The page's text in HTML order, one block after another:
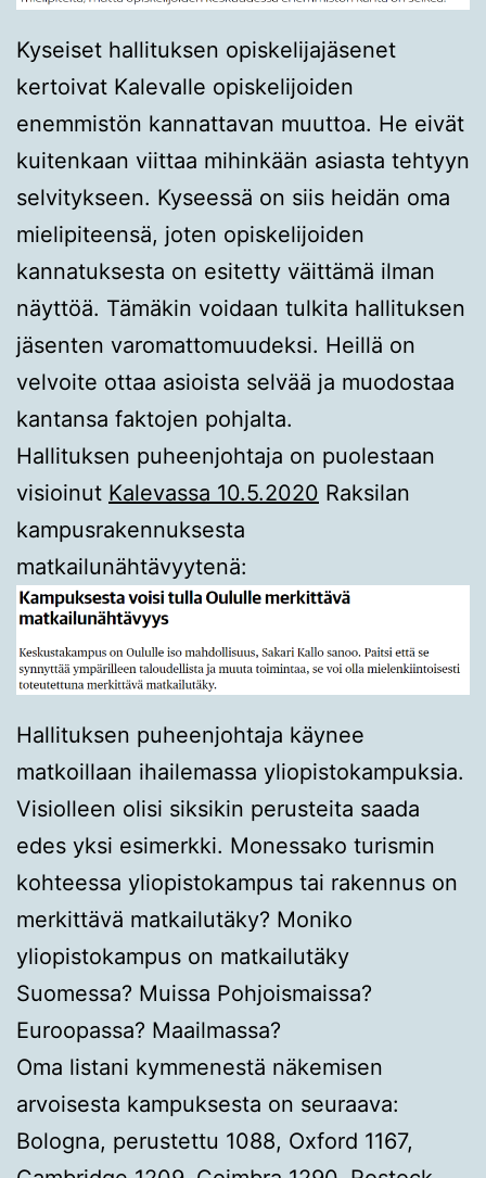
Kyseiset hallituksen opiskelijajäsenet
kertoivat Kalevalle opiskelijoiden
enemmistön kannattavan muuttoa. He eivät
kuitenkaan viittaa mihinkään asiasta tehtyyn
selvitykseen. Kyseessä on siis heidän oma
mielipiteensä, joten opiskelijoiden
kannatuksesta on esitetty väittämä ilman
näyttöä. Tämäkin voidaan tulkita hallituksen
jäsenten varomattomuudeksi. Heillä on
velvoite ottaa asioista selvää ja muodostaa
kantansa faktojen pohjalta.
Hallituksen puheenjohtaja on puolestaan
visioinut Kalevassa 10.5.2020 Raksilan
kampusrakennuksesta
matkailunähtävyytenä:
Hallituksen puheenjohtaja käynee
matkoillaan ihailemassa yliopistokampuksia.
Visiolleen olisi siksikin perusteita saada
edes yksi esimerkki. Monessako turismin
kohteessa yliopistokampus tai rakennus on
merkittävä matkailutäky? Moniko
yliopistokampus on matkailutäky
Suomessa? Muissa Pohjoismaissa?
Euroopassa? Maailmassa?
Oma listani kymmenestä näkemisen
arvoisesta kampuksesta on seuraava:
Bologna, perustettu 1088, Oxford 1167,